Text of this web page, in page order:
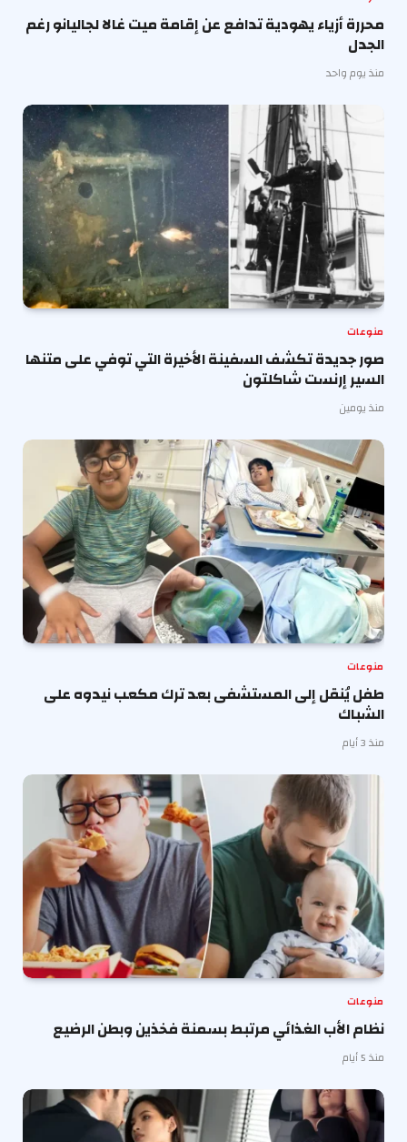
محررة أزياء يهودية تدافع عن إقامة ميت غالا لجاليانو رغم
الجدل
منذ يوم واحد
منوعات
صور جديدة تكشف السفينة الأخيرة التي توفي على متنها
السير إرنست شاكلتون
منذ يومين
منوعات
طفل يُنقل إلى المستشفى بعد ترك مكعب نيدوه على
الشباك
منذ 3 أيام
منوعات
نظام الأب الغذائي مرتبط بسمنة فخذين وبطن الرضيع
منذ 5 أيام